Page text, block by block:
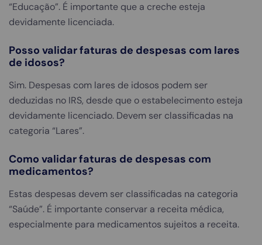
“Educação”. É importante que a creche esteja
devidamente licenciada.
Posso validar faturas de despesas com lares
de idosos?
Sim. Despesas com lares de idosos podem ser
deduzidas no IRS, desde que o estabelecimento esteja
devidamente licenciado. Devem ser classificadas na
categoria “Lares”.
Como validar faturas de despesas com
medicamentos?
Estas despesas devem ser classificadas na categoria
“Saúde”. É importante conservar a receita médica,
especialmente para medicamentos sujeitos a receita.